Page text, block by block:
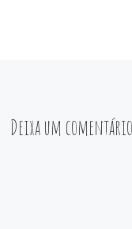
Deixa um comentário